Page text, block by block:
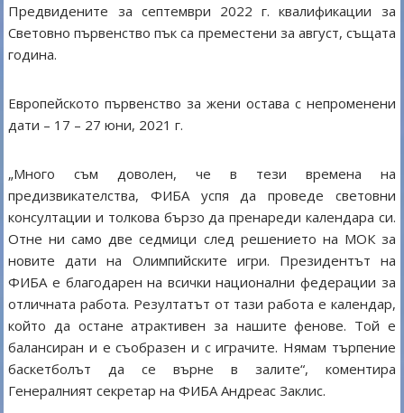
Предвидените за септември 2022 г. квалификации за
Световно първенство пък са преместени за август, същата
година.
Европейското първенство за жени остава с непроменени
дати – 17 – 27 юни, 2021 г.
„Много съм доволен, че в тези времена на
предизвикателства, ФИБА успя да проведе световни
консултации и толкова бързо да пренареди календара си.
Отне ни само две седмици след решението на МОК за
новите дати на Олимпийските игри. Президентът на
ФИБА е благодарен на всички национални федерации за
отличната работа. Резултатът от тази работа е календар,
който да остане атрактивен за нашите фенове. Той е
балансиран и е съобразен и с играчите. Нямам търпение
баскетболът да се върне в залите“, коментира
Генералният секретар на ФИБА Андреас Заклис.